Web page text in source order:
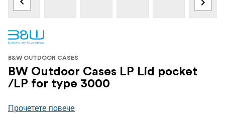
B&W OUTDOOR CASES
BW Outdoor Cases LP Lid pocket
/LP for type 3000
Прочетете повече